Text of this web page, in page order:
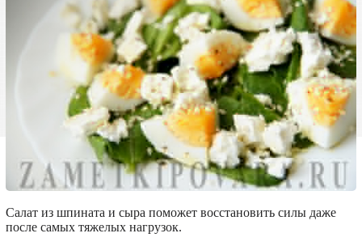
Салат из шпината и сыра поможет восстановить силы даже
после самых тяжелых нагрузок.